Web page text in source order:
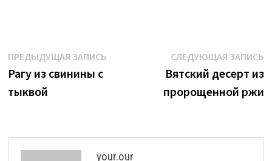
Навигация
по
ПРЕДЫДУЩАЯ ЗАПИСЬПредыдущая
Рагу из свинины с
тыквой
СЛЕДУЮЩАЯ ЗАПИСЬ
Вятский десерт из
пророщенной ржи
your.our